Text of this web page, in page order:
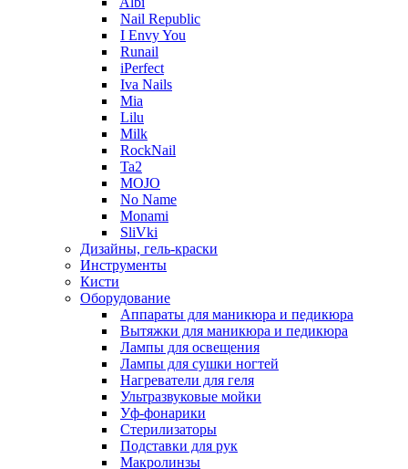
Nail Republic
I Envy You
Runail
iPerfect
Iva Nails
Mia
Lilu
Milk
RockNail
Ta2
MOJO
No Name
Monami
SliVki
Дизайны, гель-краски
Инструменты
Кисти
Оборудование
Аппараты для маникюра и педикюра
Вытяжки для маникюра и педикюра
Лампы для освещения
Лампы для сушки ногтей
Нагреватели для геля
Ультразвуковые мойки
Уф-фонарики
Стерилизаторы
Подставки для рук
Макролинзы